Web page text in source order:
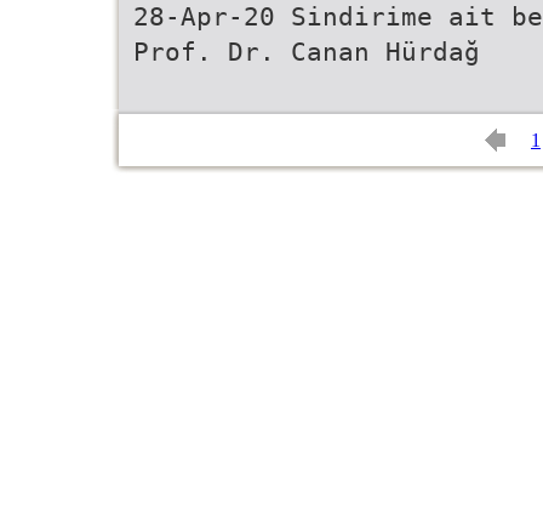
28-Apr-20 Sindirime ait
Prof. Dr. Canan Hürdağ
1